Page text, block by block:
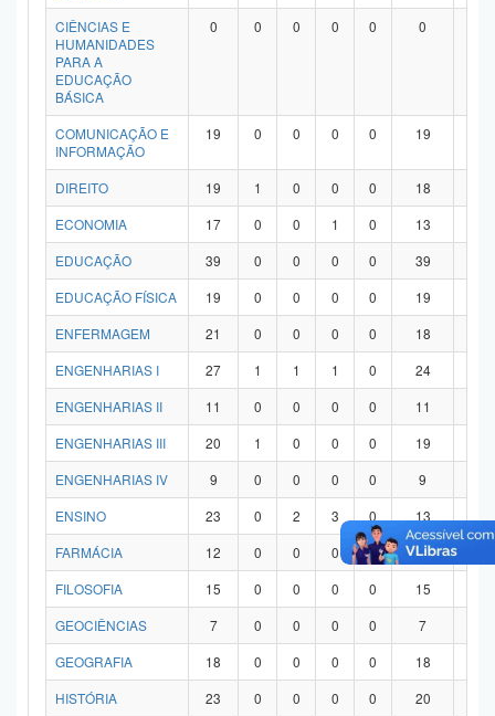
CIÊNCIAS E
HUMANIDADES
PARA A
EDUCAÇÃO
BÁSICA
0 0 0 0 0 0
COMUNICAÇÃO E
INFORMAÇÃO
19 0 0 0 0 19
DIREITO 19 1 0 0 0 18
ECONOMIA
17 0 0 1 0 13
EDUCAÇÃO
39 0 0 0 0 39
EDUCAÇÃO FÍSICA
19 0 0 0 0 19
ENFERMAGEM
21 0 0 0 0 18
ENGENHARIAS I
27 1 1 1 0 24
ENGENHARIAS II
11 0 0 0 0 11
ENGENHARIAS III
20 1 0 0 0 19
ENGENHARIAS IV
9 0 0 0 0 9
ENSINO
23 0 2 3 0 13
FARMÁCIA
12 0 0 0 0 12
FILOSOFIA
15 0 0 0 0 15
GEOCIÊNCIAS
7 0 0 0 0 7
GEOGRAFIA
18 0 0 0 0 18
HISTÓRIA
23 0 0 0 0 20